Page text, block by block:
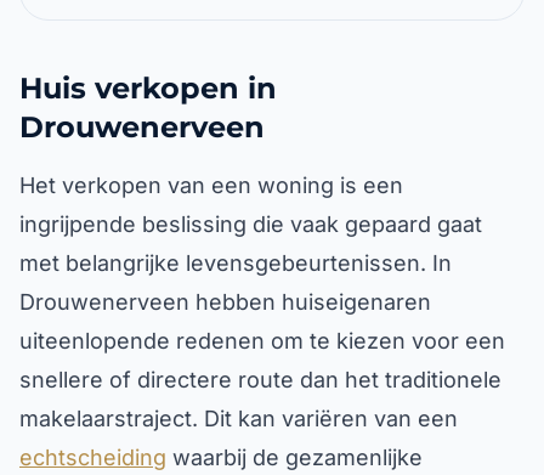
Huis verkopen in
Drouwenerveen
Het verkopen van een woning is een
ingrijpende beslissing die vaak gepaard gaat
met belangrijke levensgebeurtenissen. In
Drouwenerveen hebben huiseigenaren
uiteenlopende redenen om te kiezen voor een
snellere of directere route dan het traditionele
makelaarstraject. Dit kan variëren van een
echtscheiding waarbij de gezamenlijke